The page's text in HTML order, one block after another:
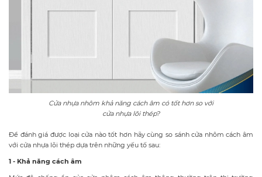
Cửa nhựa nhôm khả năng cách âm có tốt hơn so với
cửa nhựa lõi thép?
Để đánh giá được loại cửa nào tốt hơn hãy cùng so sánh cửa nhôm cách âm
với cửa nhựa lõi thép dựa trên những yếu tố sau:
1 - Khả năng cách âm